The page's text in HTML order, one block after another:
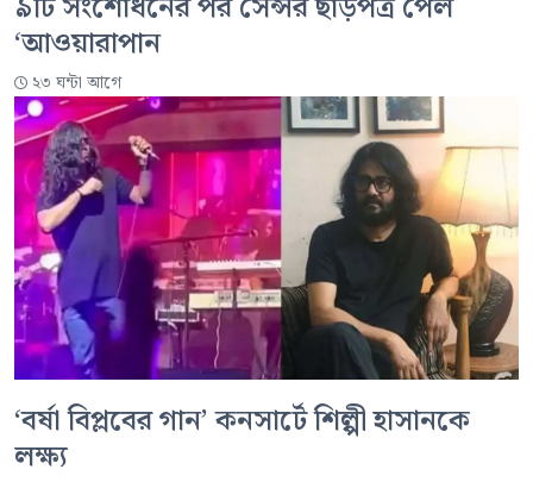
‘আওয়ারাপান
২৩ ঘন্টা আগে
‘বর্ষা বিপ্লবের গান’ কনসার্টে শিল্পী হাসানকে
লক্ষ্য